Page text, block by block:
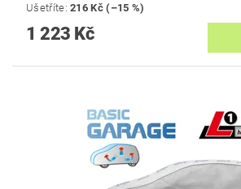
Ušetříte:216 Kč (–15 %)
1 223 Kč